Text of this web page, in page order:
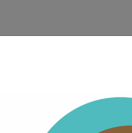
et, de
à